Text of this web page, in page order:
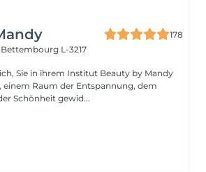
178
Bettembourg L-3217
Sie in ihrem Institut Beauty by Mandy
einem Raum der Entspannung, dem
Schönheit gewid...